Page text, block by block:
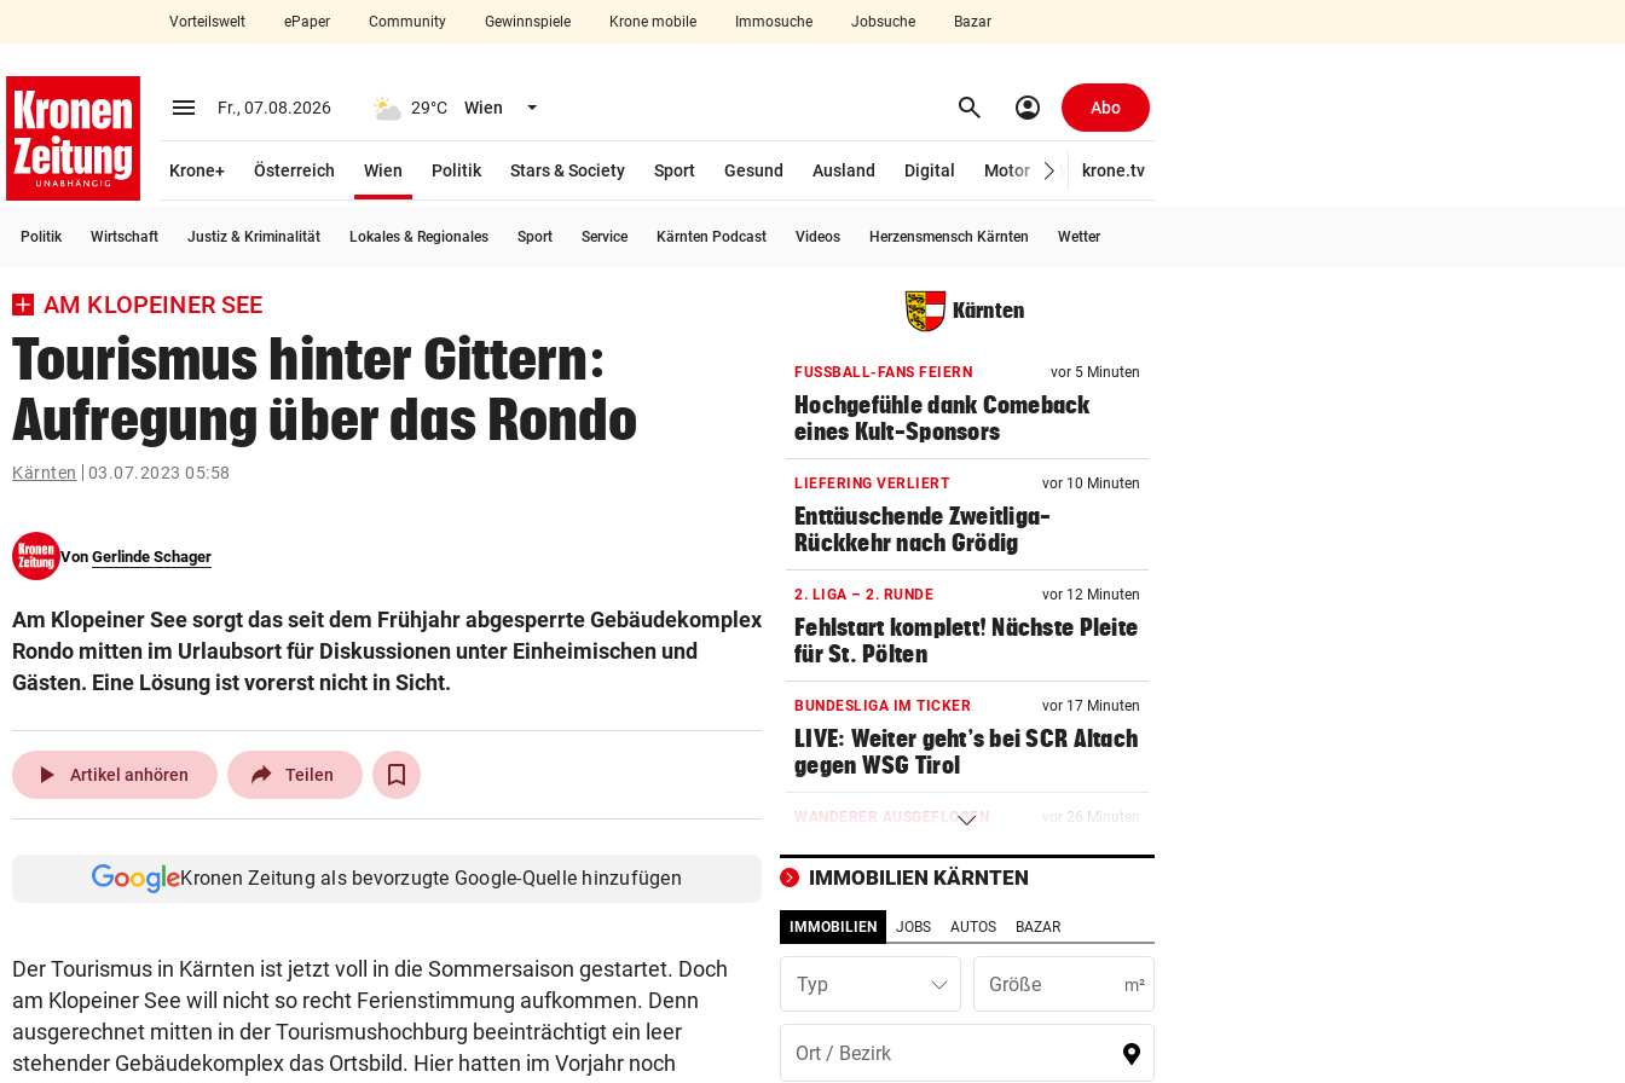
closeSchließen
account_circle Anmelden
arrow_right
bookmark
Suchbegriff
eingeben
© Krone Multimedia GmbH & Co KG 2026
Vorteilswelt ePaper Community Gewinnspiele Krone mobile Immosuche Jobsuche Bazar
menu Menü aufklappen
Fr., 07.08.2026 29°C Wien Menü aufklappen search Suchen
account_circle Abo
Krone+ Österreich Wien
Politik
Stars & Society Sport Gesund Ausland Digital Motor Wirtschaft
krone.tv
Politik Wirtschaft Justiz & Kriminalität Lokales & Regionales Sport Service Kärnten Podcast Videos Herzensmensch Kärnten Wetter
AM KLOPEINER SEE
Tourismus hinter Gittern:
Aufregung über das Rondo
Kärnten 03.07.2023 05:58
Von Gerlinde Schager
Am Klopeiner See sorgt das seit dem Frühjahr abgesperrte Gebäudekomplex
Rondo mitten im Urlaubsort für Diskussionen unter Einheimischen und
Gästen. Eine Lösung ist vorerst nicht in Sicht.
play_arrow Artikel anhören Teilen
Kronen Zeitung als bevorzugte Google-Quelle hinzufügen
Der Tourismus in Kärnten ist jetzt voll in die Sommersaison gestartet. Doch
am Klopeiner See will nicht so recht Ferienstimmung aufkommen. Denn
ausgerechnet mitten in der Tourismushochburg beeinträchtigt ein leer
stehender Gebäudekomplex das Ortsbild. Hier hatten im Vorjahr noch
Kärnten
FUSSBALL-FANS FEIERN vor 5 Minuten
Hochgefühle dank Comeback
eines Kult-Sponsors
LIEFERING VERLIERT vor 10 Minuten
Enttäuschende Zweitliga-
Rückkehr nach Grödig
2. LIGA – 2. RUNDE vor 12 Minuten
Fehlstart komplett! Nächste Pleite
für St. Pölten
BUNDESLIGA IM TICKER vor 17 Minuten
LIVE: Weiter geht’s bei SCR Altach
gegen WSG Tirol
WANDERER AUSGEFLOGEN vor 26 Minuten
Wieder Muren nach Unwetter:
Dramatik im Valser Tal
IN GREENSBORO vor 34 Minuten
Straka verpasst bei PGA-Turnier
den Cut vorzeitig
vor 39 Minuten
IMMOBILIEN KÄRNTEN
IMMOBILIEN JOBS AUTOS BAZAR
Typ m²